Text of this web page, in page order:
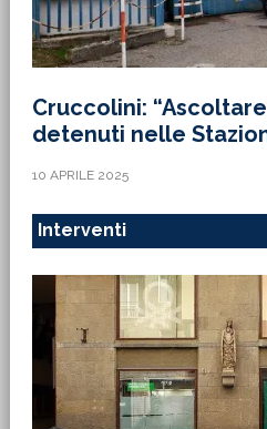
Cruccolini:
detenuti nelle
10 APRILE 2025
Interventi